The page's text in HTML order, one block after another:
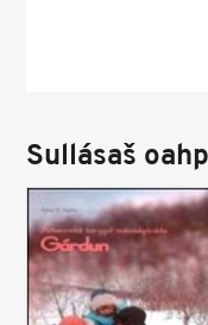
Sullásaš